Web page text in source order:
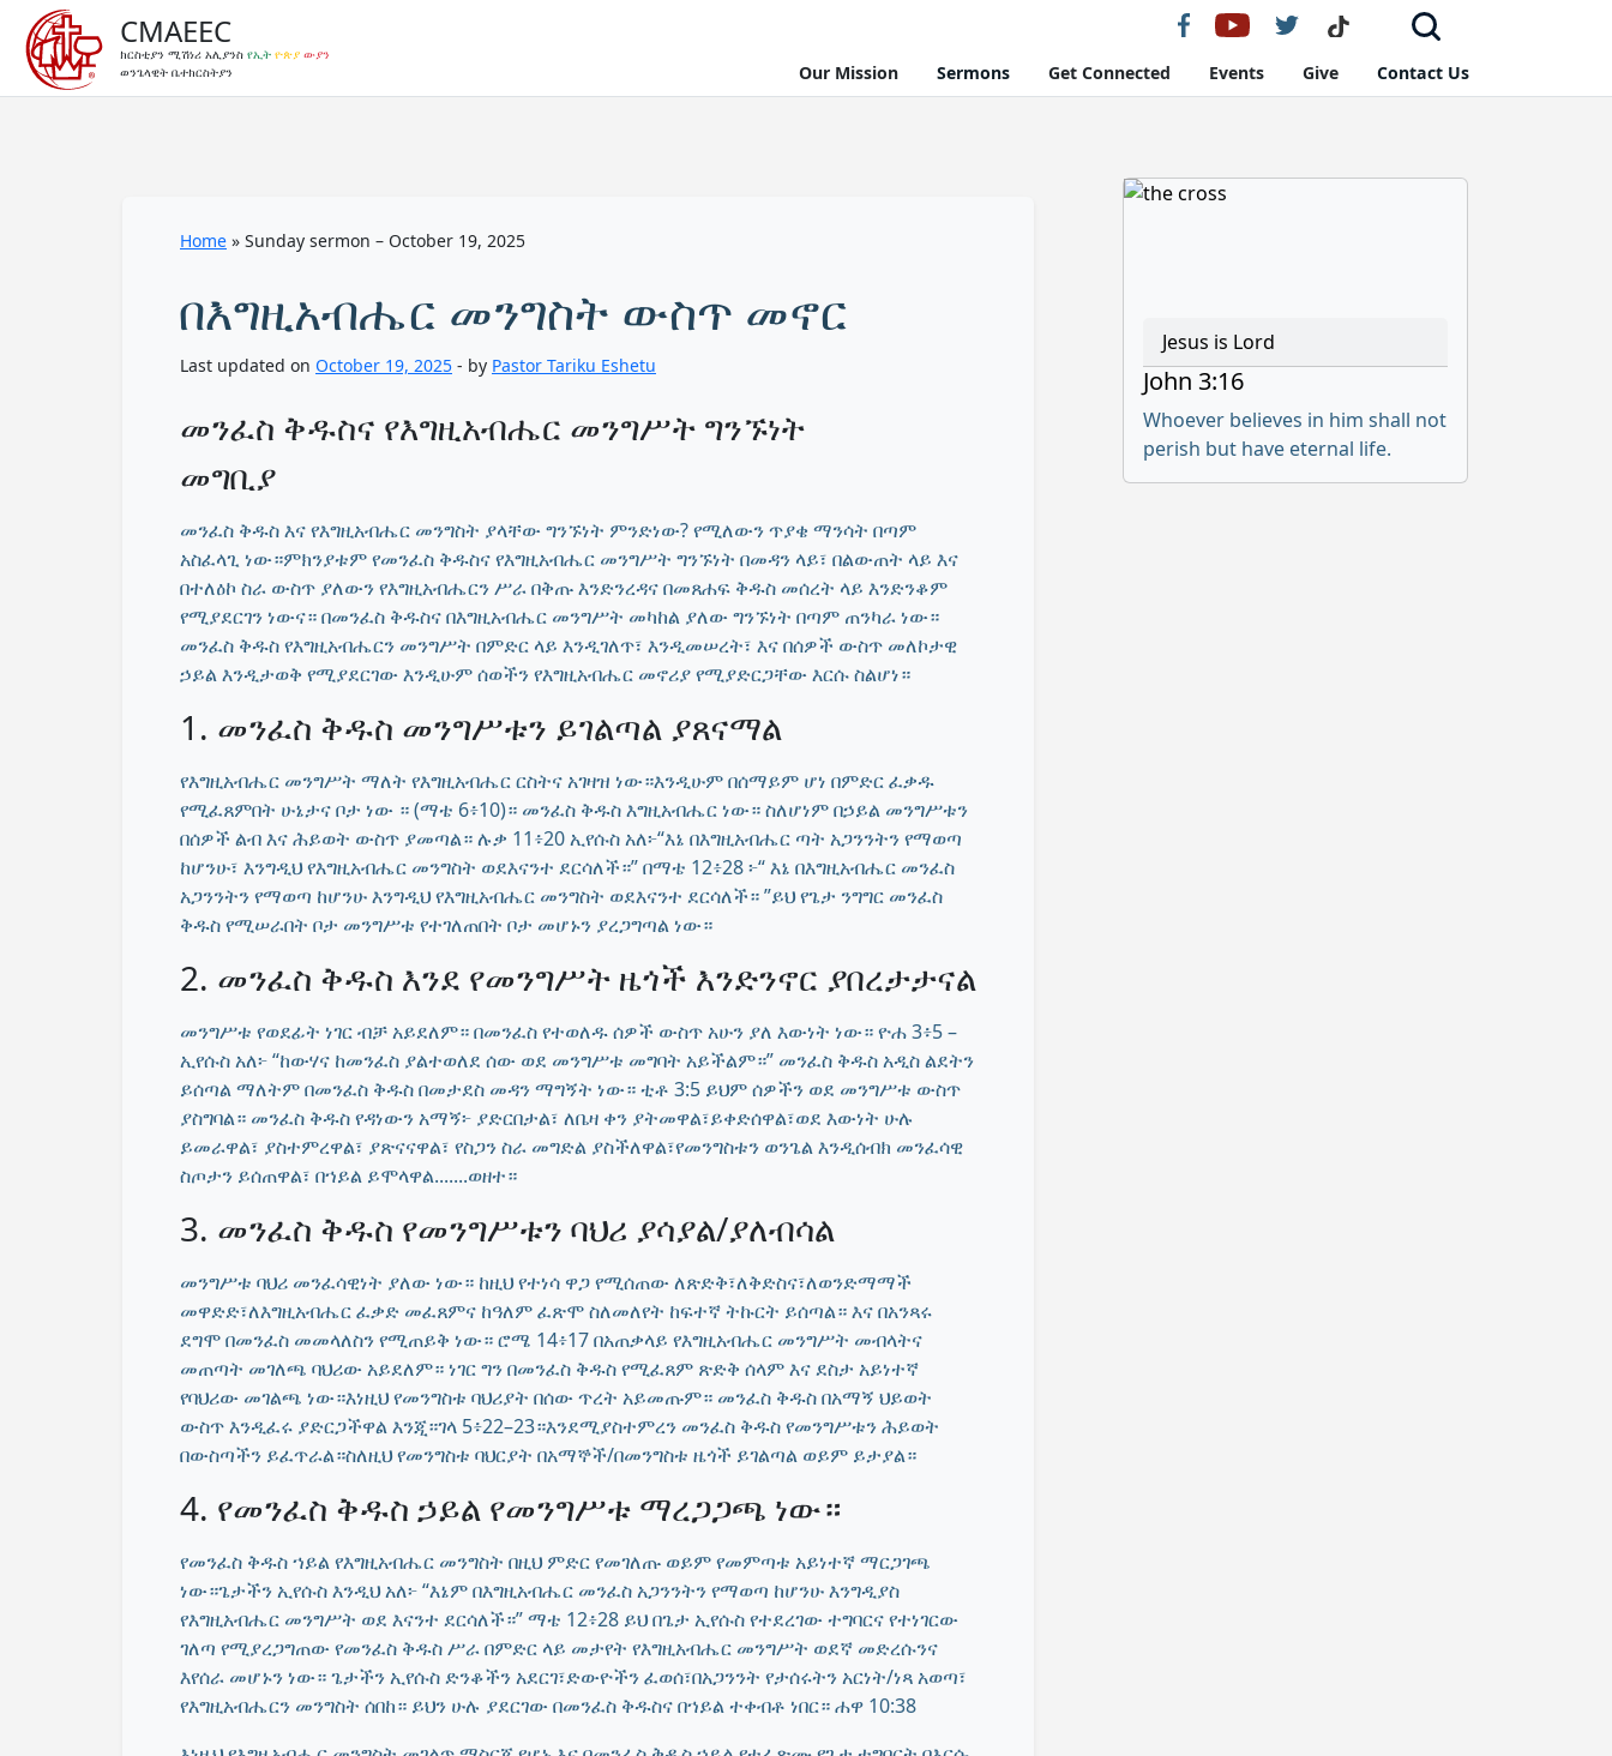
CMAEEC
ክርስቲያን ሚሽነሪ አሊያንስ የኢት ዮጵያ ውያን
ወንጌላዊት ቤተክርስትያን
Our Mission Sermons Get Connected Events Give Contact Us
Home » Sunday sermon – October 19, 2025
በእግዚአብሔር መንግስት ውስጥ መኖር
Last updated on October 19, 2025 - by Pastor Tariku Eshetu
መንፈስ ቅዱስና የእግዚአብሔር መንግሥት ግንኙነት
መግቢያ
መንፈስ ቅዱስ እና የእግዚአብሔር መንግስት ያላቸው ግንኙነት ምንድነው? የሚለውን ጥያቄ ማንሳት በጣም
አስፈላጊ ነው።ምክንያቱም የመንፈስ ቅዱስና የእግዚአብሔር መንግሥት ግንኙነት በመዳን ላይ፣ በልውጠት ላይ እና
በተለዕኮ ስራ ውስጥ ያለውን የእግዚአብሔርን ሥራ በቅጡ እንድንረዳና በመጸሐፍ ቅዱስ መሰረት ላይ እንድንቆም
የሚያደርገን ነውና። በመንፈስ ቅዱስና በእግዚአብሔር መንግሥት መካከል ያለው ግንኙነት በጣም ጠንካራ ነው።
መንፈስ ቅዱስ የእግዚአብሔርን መንግሥት በምድር ላይ እንዲገለጥ፣ እንዲመሠረት፣ እና በሰዎች ውስጥ መለኮታዊ
ኃይል እንዲታወቅ የሚያደርገው እንዲሁም ሰወችን የእግዚአብሔር መኖሪያ የሚያድርጋቸው እርሱ ስልሆነ።
1. መንፈስ ቅዱስ መንግሥቱን ይገልጣል ያጸናማል
የእግዚአብሔር መንግሥት ማለት የእግዚአብሔር ርስትና አገዛዝ ነው።እንዲሁም በሰማይም ሆነ በምድር ፈቃዱ
የሚፈጸምበት ሁኔታና ቦታ ነው ። (ማቴ 6፥10)። መንፈስ ቅዱስ እግዚአብሔር ነው። ስለሆነም በኃይል መንግሥቱን
በሰዎች ልብ እና ሕይወት ውስጥ ያመጣል። ሉቃ 11፥20 ኢየሱስ አለ፦“እኔ በእግዚአብሔር ጣት አጋንንትን የማወጣ
ከሆንሁ፣ እንግዲህ የእግዚአብሔር መንግስት ወደእናንተ ደርሳለች።” በማቴ 12፥28 ፦“ እኔ በእግዚአብሔር መንፈስ
አጋንንትን የማወጣ ከሆንሁ እንግዲህ የእግዚአብሔር መንግስት ወደእናንተ ደርሳለች። ”ይህ የጌታ ንግግር መንፈስ
ቅዱስ የሚሠራበት ቦታ መንግሥቱ የተገለጠበት ቦታ መሆኑን ያረጋግጣል ነው።
2. መንፈስ ቅዱስ እንደ የመንግሥት ዜጎች እንድንኖር ያበረታታናል
መንግሥቱ የወደፊት ነገር ብቻ አይደለም። በመንፈስ የተወለዱ ሰዎች ውስጥ አሁን ያለ እውነት ነው። ዮሐ 3፥5 –
ኢየሱስ አለ፦ “ከውሃና ከመንፈስ ያልተወለደ ሰው ወደ መንግሥቱ መግባት አይችልም።” መንፈስ ቅዱስ አዲስ ልደትን
ይሰጣል ማለትም በመንፈስ ቅዱስ በመታደስ መዳን ማግኝት ነው። ቲቶ 3:5 ይህም ሰዎችን ወደ መንግሥቱ ውስጥ
ያስግባል። መንፈስ ቅዱስ የዳነውን አማኝ፦ ያድርበታል፣ ለቤዛ ቀን ያትመዋል፣ይቀድሰዋል፣ወደ እውነት ሁሉ
ይመራዋል፣ ያስተምረዋል፣ ያጽናናዋል፣ የስጋን ስራ መግድል ያስችለዋል፣የመንግስቱን ወንጌል እንዲሰብክ መንፈሳዊ
ስጦታን ይሰጠዋል፣ በኀይል ይሞላዋል.......ወዘተ።
3. መንፈስ ቅዱስ የመንግሥቱን ባህሪ ያሳያል/ያለብሳል
መንግሥቱ ባህሪ መንፈሳዊነት ያለው ነው። ከዚህ የተነሳ ዋጋ የሚሰጠው ለጽድቅ፣ለቅድስና፣ለወንድማማች
መዋድድ፣ለእግዚአብሔር ፈቃድ መፈጸምና ከዓለም ፈጽሞ ስለመለየት ከፍተኛ ትኩርት ይሰጣል። እና በአንጻሩ
ደግሞ በመንፈስ መመላለስን የሚጠይቅ ነው። ሮሜ 14፥17 በአጠቃላይ የእግዚአብሔር መንግሥት መብላትና
መጠጣት መገለጫ ባህሪው አይደለም። ነገር ግን በመንፈስ ቅዱስ የሚፈጸም ጽድቅ ሰላም እና ደስታ አይነተኛ
የባህሪው መገልጫ ነው።እነዚህ የመንግስቱ ባህሪያት በሰው ጥረት አይመጡም። መንፈስ ቅዱስ በአማኝ ህይወት
ውስጥ እንዲፈሩ ያድርጋችዋል እንጂ።ገላ 5፥22–23።እንደሚያስተምረን መንፈስ ቅዱስ የመንግሥቱን ሕይወት
በውስጣችን ይፈጥራል።ስለዚህ የመንግስቱ ባህርያት በአማኞች/በመንግስቱ ዜጎች ይገልጣል ወይም ይታያል።
4. የመንፈስ ቅዱስ ኃይል የመንግሥቱ ማረጋጋጫ ነው።
የመንፈስ ቅዱስ ኀይል የእግዚአብሔር መንግስት በዚህ ምድር የመገለጡ ወይም የመምጣቱ አይነተኛ ማርጋገጫ
ነው።ጌታችን ኢየሱስ እንዲህ አለ፦ “እኔም በእግዚአብሔር መንፈስ አጋንንትን የማወጣ ከሆንሁ እንግዲያስ
የእግዚአብሔር መንግሥት ወደ እናንተ ደርሳለች።” ማቴ 12፥28 ይህ በጌታ ኢየሱስ የተደረገው ተግባርና የተነገርው
ገለጣ የሚያረጋግጠው የመንፈስ ቅዱስ ሥራ በምድር ላይ መታየት የእግዚአብሔር መንግሥት ወደኛ መድረሱንና
እየሰራ መሆኑን ነው። ጌታችን ኢየሱስ ድንቆችን አደርገ፣ድውዮችን ፈወሰ፣በአጋንንት የታሰሩትን አርነት/ነጻ አወጣ፣
የእግዚአብሔርን መንግስት ሰበከ። ይህን ሁሉ ያደርገው በመንፈስ ቅዱስና በኀይል ተቀብቶ ነበር። ሐዋ 10:38
Jesus is Lord
John 3:16
Whoever believes in him shall not
perish but have eternal life.